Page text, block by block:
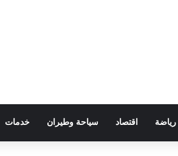
رياضة اقتصاد سياحة وطيران خدمات